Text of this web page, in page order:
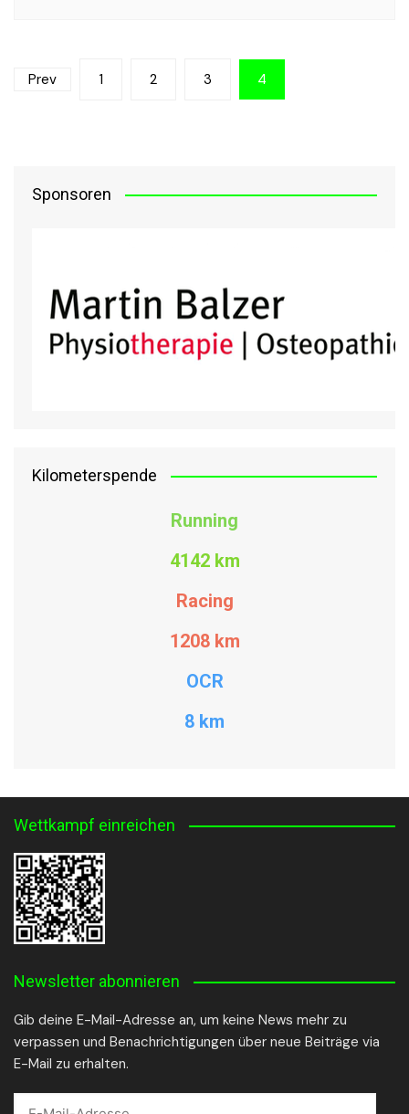
Seitennummerierung
Prev 1 2 3 4
Sponsoren
Kilometerspende
Running
4142 km
Racing
1208 km
OCR
8 km
Wettkampf einreichen
Newsletter abonnieren
Gib deine E-Mail-Adresse an, um keine News mehr zu
verpassen und Benachrichtigungen über neue Beiträge via
E-Mail zu erhalten.